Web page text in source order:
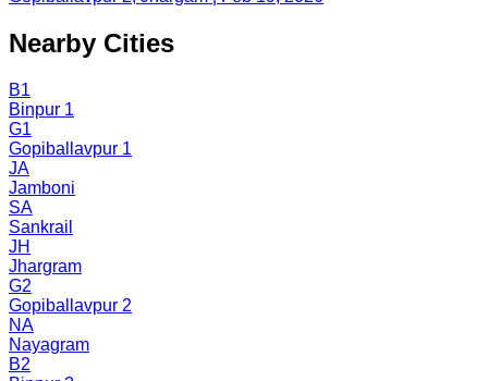
Nearby Cities
B1
Binpur 1
G1
Gopiballavpur 1
JA
Jamboni
SA
Sankrail
JH
Jhargram
G2
Gopiballavpur 2
NA
Nayagram
B2